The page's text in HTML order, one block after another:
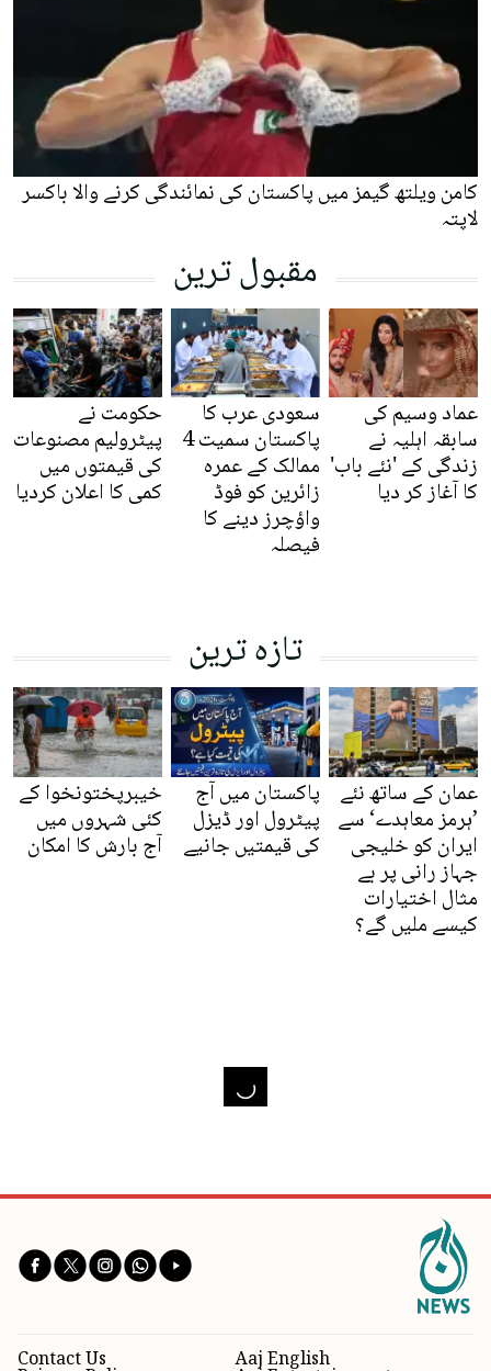
کامن ویلتھ گیمز میں پاکستان کی نمائندگی کرنے والا باکسر
لاپتہ
مقبول ترین
عماد وسیم کی
سابقہ اہلیہ نے
زندگی کے 'نئے باب'
کا آغاز کر دیا
سعودی عرب کا
پاکستان سمیت 4
ممالک کے عمرہ
زائرین کو فوڈ
واؤچرز دینے کا
فیصلہ
حکومت نے
پیٹرولیم مصنوعات
کی قیمتوں میں
کمی کا اعلان کردیا
تازہ ترین
عمان کے ساتھ نئے
’ہرمز معاہدے‘ سے
ایران کو خلیجی
جہاز رانی پر بے
مثال اختیارات
کیسے ملیں گے؟
پاکستان میں آج
پیٹرول اور ڈیزل
کی قیمتیں جانیے
خیبرپختونخوا کے
کئی شہروں میں
آج بارش کا امکان
Aaj English
Contact Us